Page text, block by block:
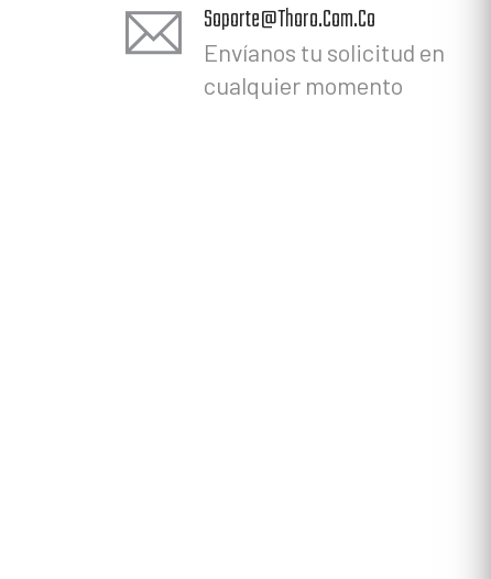
Soporte@Thoro.Com.Co
Envíanos tu solicitud en
cualquier momento